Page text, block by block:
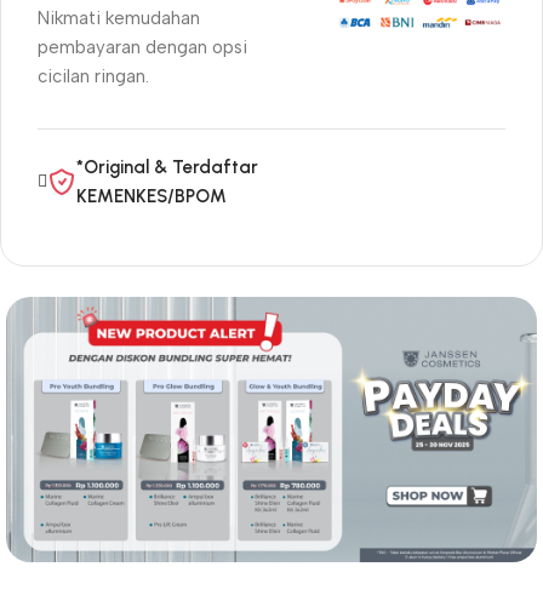
Nikmati kemudahan
pembayaran dengan opsi
cicilan ringan.
*Original & Terdaftar
KEMENKES/BPOM